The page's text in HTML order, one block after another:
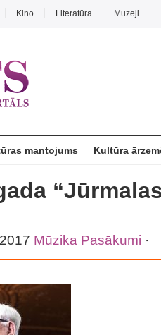
Kino Literatūra Muzeji
mantojums Kultūra
Mūzika Pasākumi ·